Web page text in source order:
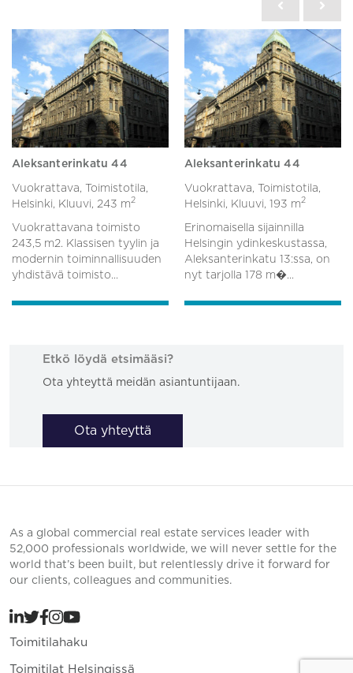
Aleksanterinkatu 44
Vuokrattava, Toimistotila,
Helsinki, Kluuvi, 243 m2
Vuokrattavana toimisto
243,5 m2. Klassisen tyylin ja
modernin toiminnallisuuden
yhdistävä toimisto...
Aleksanterinkatu 44
Vuokrattava, Toimistotila,
Helsinki, Kluuvi, 193 m2
Erinomaisella sijainnilla
Helsingin ydinkeskustassa,
Aleksanterinkatu 13:ssa, on
nyt tarjolla 178 m�...
Etkö löydä etsimääsi?
Ota yhteyttä meidän asiantuntijaan.
Ota yhteyttä
As a global commercial real estate services leader with
52,000 professionals worldwide, we will never settle for the
world that’s been built, but relentlessly drive it forward for
our clients, colleagues and communities.
Toimitilahaku
Toimitilat Helsingissä